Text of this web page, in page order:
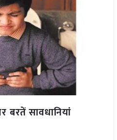
बरतें सावधानियां